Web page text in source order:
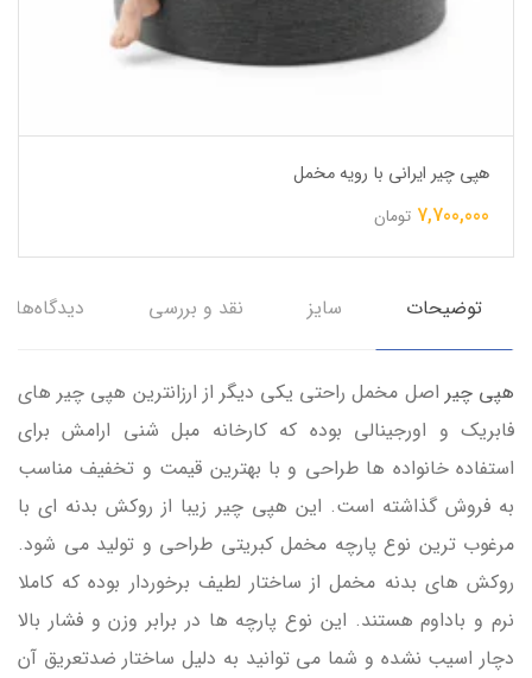
هپی چیر ایرانی با رویه مخمل
7,700,000 تومان
توضیحات سایز نقد و بررسی دیدگاه‌ها
هپی چیر اصل مخمل راحتی یکی دیگر از ارزانترین هپی چیر های
فابریک و اورجینالی بوده که کارخانه مبل شنی ارامش برای
استفاده خانواده ها طراحی و با بهترین قیمت و تخفیف مناسب
به فروش گذاشته است. این هپی چیر زیبا از روکش بدنه ای با
مرغوب ترین نوع پارچه مخمل کبریتی طراحی و تولید می شود.
روکش های بدنه مخمل از ساختار لطیف برخوردار بوده که کاملا
نرم و باداوم هستند. این نوع پارچه ها در برابر وزن و فشار بالا
دچار اسیب نشده و شما می توانید به دلیل ساختار ضدتعریق آن